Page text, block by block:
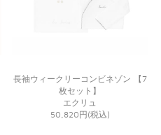
長袖ウィークリーコンビネゾン 【7
枚セット】
エクリュ
50,820円(税込)